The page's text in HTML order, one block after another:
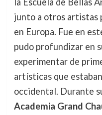
la Escuela de Bellas
junto a otros artistas
en Europa. Fue en
pudo profundizar en
experimentar de
artísticas que
occidental. Durante
Academia Grand